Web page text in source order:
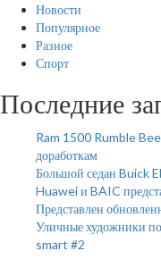
Новости
Популярное
Разное
Спорт
Последние
Ram 1500 Rumble Bee
доработкам
Большой седан Buick
Huawei и BAIC
Представлен
Уличные художники
smart #2